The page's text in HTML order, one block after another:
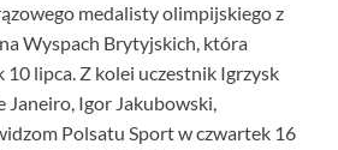
medalisty olimpijskiego z
Wyspach Brytyjskich, która
10 lipca. Z kolei uczestnik Igrzysk
Janeiro, Igor Jakubowski,
Polsatu Sport w czwartek 16